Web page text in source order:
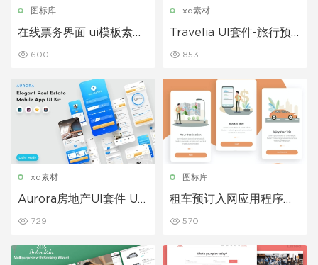
图标库
在线票务界面 ui模板素材
600
xd素材
Travelia UI套件-旅行预
853
xd素材
Aurora房地产UI套件 UI
729
图标库
租车预订入网应用程序屏
570